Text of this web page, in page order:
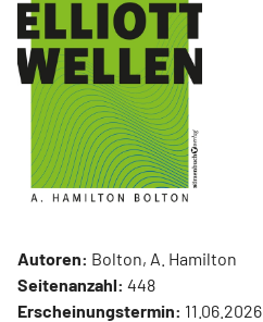
Autoren: Bolton, A. Hamilton
Seitenanzahl: 448
Erscheinungstermin: 11.06.2026